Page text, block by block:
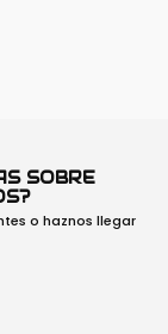
SOBRE
o haznos llegar